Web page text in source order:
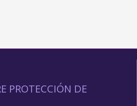
PROTECCIÓN DE